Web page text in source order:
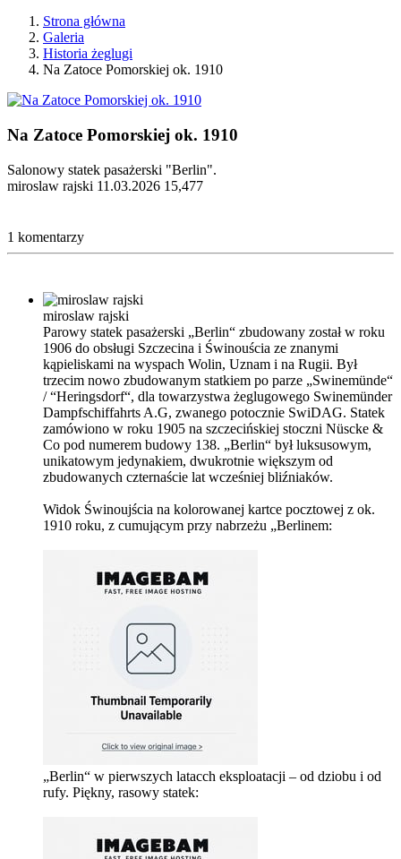
Strona główna
Galeria
Historia żeglugi
Na Zatoce Pomorskiej ok. 1910
Na Zatoce Pomorskiej ok. 1910
Salonowy statek pasażerski "Berlin".
miroslaw rajski 11.03.2026 15,477
1 komentarzy
miroslaw rajski
Parowy statek pasażerski „Berlin“ zbudowany został w roku
1906 do obsługi Szczecina i Świnouścia ze znanymi
kąpieliskami na wyspach Wolin, Uznam i na Rugii. Był
trzecim nowo zbudowanym statkiem po parze „Swinemünde“
/ “Heringsdorf“, dla towarzystwa żeglugowego Swinemünder
Dampfschiffahrts A.G, zwanego potocznie SwiDAG. Statek
zamówiono w roku 1905 na szczecińskiej stoczni Nüscke &
Co pod numerem budowy 138. „Berlin“ był luksusowym,
unikatowym jedynakiem, dwukrotnie większym od
zbudowanych czternaście lat wcześniej bliźniaków.
Widok Świnoujścia na kolorowanej kartce pocztowej z ok.
1910 roku, z cumującym przy nabrzeżu „Berlinem:
„Berlin“ w pierwszych latacch eksploatacji – od dziobu i od
rufy. Piękny, rasowy statek: